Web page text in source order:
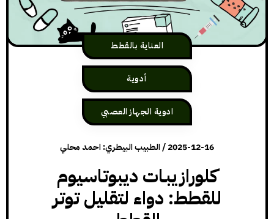
العناية بالقطط
أدوية
ادوية الجهاز العصبي
2025-12-16
/الطبيب البيطري: احمد محلي
كلورازيبـات ديبوتاسيوم
للقطط: دواء لتقليل توتر